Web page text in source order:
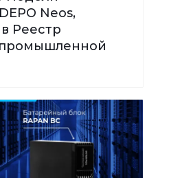
Neos,
Реестр